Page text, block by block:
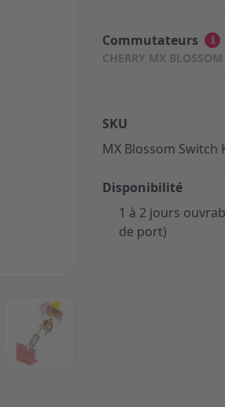
imageView larger image
SKU
MX Blossom Switch
Disponibilité
1 à 2 jours
de port)
Commutateurs
CHERRY MX BLOSSOM
i